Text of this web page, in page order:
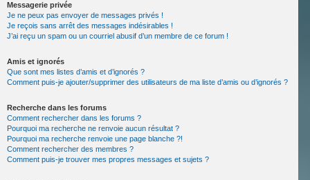
Messagerie privée
Je ne peux pas envoyer de messages privés !
Je reçois sans arrêt des messages indésirables !
J’ai reçu un spam ou un courriel abusif d’un membre de ce forum !
Amis et ignorés
Que sont mes listes d’amis et d’ignorés ?
Comment puis-je ajouter/supprimer des utilisateurs de ma liste d’amis ou d’ignorés ?
Recherche dans les forums
Comment rechercher dans les forums ?
Pourquoi ma recherche ne renvoie aucun résultat ?
Pourquoi ma recherche renvoie une page blanche ?!
Comment rechercher des membres ?
Comment puis-je trouver mes propres messages et sujets ?